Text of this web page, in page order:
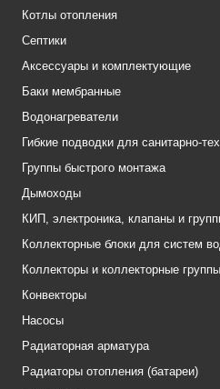
Котлы отопления
Септики
Аксессуары и комплектующие
Баки мембранные
Водонагреватели
Гибкие подводки для санитарно-
Группы быстрого монтажа
Дымоходы
КИП, электроника, клапаны и
Коллекторные блоки для систем
Коллекторы и коллекторные группы
Конвекторы
Насосы
Радиаторная арматура
Радиаторы отопления (батареи)